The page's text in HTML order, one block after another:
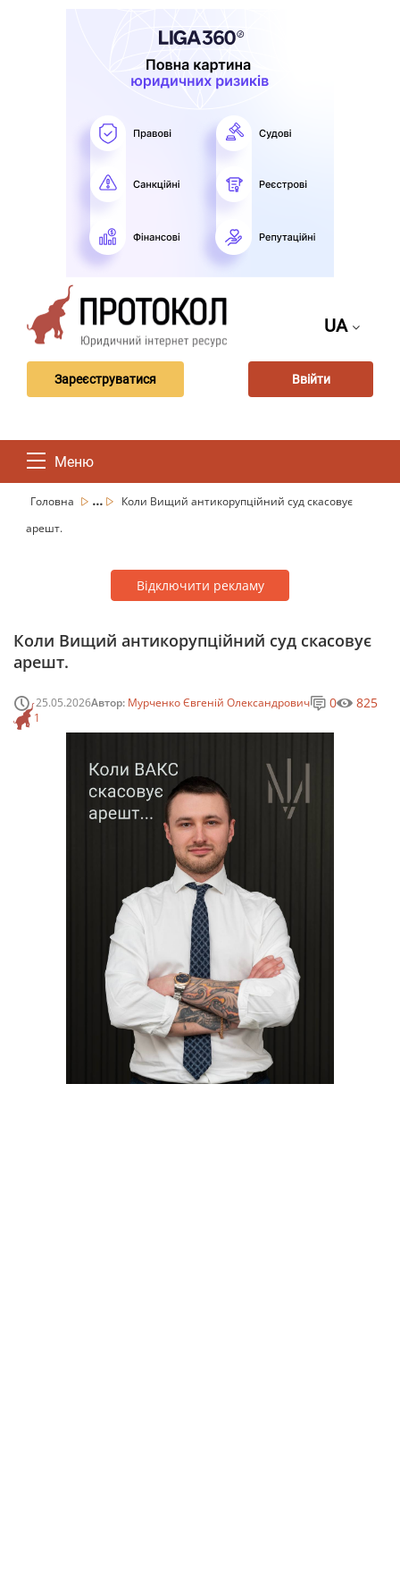
UA
Зареєструватися Ввійти
Меню
Головна ...
Коли Вищий антикорупційний суд скасовує
арешт.
Відключити рекламу
Коли Вищий антикорупційний суд скасовує
арешт.
25.05.2026Автор: Мурченко Євгеній Олександрович
1
0 825